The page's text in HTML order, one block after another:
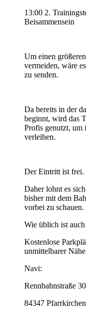
13:00 2.
Beisammensein
Um einen
vermeiden, wäre
zu senden.
Da bereits in der
beginnt, wird das
Profis genutzt, um
verleihen.
Der Eintritt ist frei.
Daher lohnt es
bisher mit dem
vorbei zu schauen.
Wie üblich ist
Kostenlose
unmittelbarer
Navi:
Rennbahnstraße 30
84347 Pfarrkirchen